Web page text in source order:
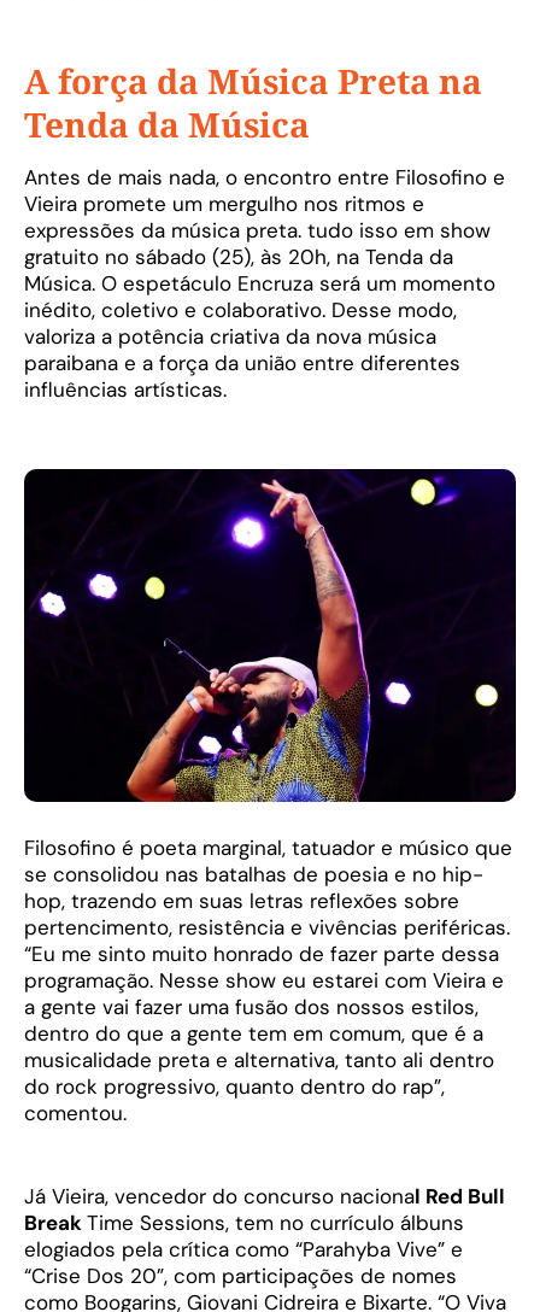
A força da Música Preta na
Tenda da Música
Antes de mais nada, o encontro entre Filosofino e
Vieira promete um mergulho nos ritmos e
expressões da música preta. tudo isso em show
gratuito no sábado (25), às 20h, na Tenda da
Música. O espetáculo Encruza será um momento
inédito, coletivo e colaborativo. Desse modo,
valoriza a potência criativa da nova música
paraibana e a força da união entre diferentes
influências artísticas.
Filosofino é poeta marginal, tatuador e músico que
se consolidou nas batalhas de poesia e no hip-
hop, trazendo em suas letras reflexões sobre
pertencimento, resistência e vivências periféricas.
“Eu me sinto muito honrado de fazer parte dessa
programação. Nesse show eu estarei com Vieira e
a gente vai fazer uma fusão dos nossos estilos,
dentro do que a gente tem em comum, que é a
musicalidade preta e alternativa, tanto ali dentro
do rock progressivo, quanto dentro do rap”,
comentou.
Já Vieira, vencedor do concurso nacional Red Bull
BreakTime Sessions, tem no currículo álbuns
elogiados pela crítica como “Parahyba Vive” e
“Crise Dos 20”, com participações de nomes
como Boogarins, Giovani Cidreira e Bixarte. “O Viva